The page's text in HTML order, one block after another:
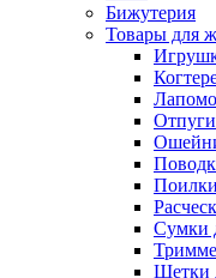
Бижутерия
Товары для
Поилки
Сумки
Щетки